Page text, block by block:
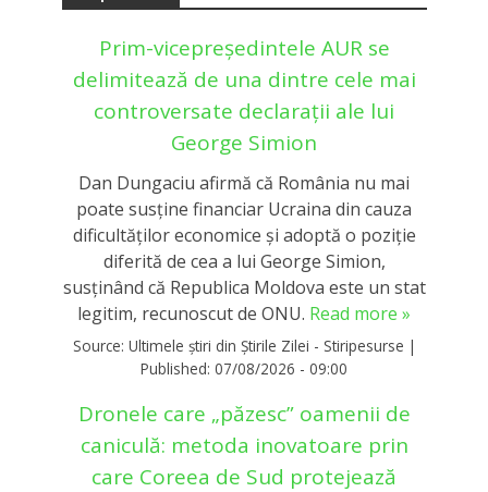
Prim-vicepreședintele AUR se
delimitează de una dintre cele mai
controversate declarații ale lui
George Simion
Dan Dungaciu afirmă că România nu mai
poate susține financiar Ucraina din cauza
dificultăților economice și adoptă o poziție
diferită de cea a lui George Simion,
susținând că Republica Moldova este un stat
legitim, recunoscut de ONU. Read more »
Source: Ultimele știri din Știrile Zilei - Stiripesurse |
Published: 07/08/2026 - 09:00
Dronele care „păzesc” oamenii de
caniculă: metoda inovatoare prin
care Coreea de Sud protejează